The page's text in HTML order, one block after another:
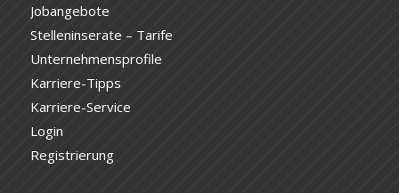
Jobangebote
Stelleninserate – Tarife
Unternehmensprofile
Karriere-Tipps
Karriere-Service
Login
Registrierung